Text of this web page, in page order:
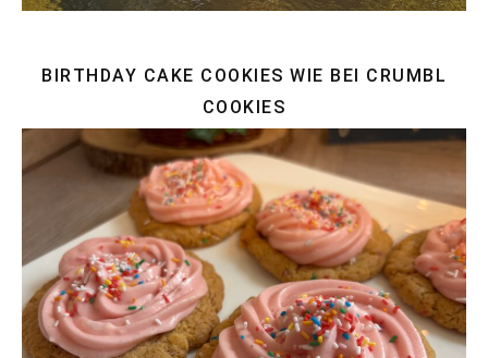
BIRTHDAY CAKE COOKIES WIE BEI CRUMBL
COOKIES